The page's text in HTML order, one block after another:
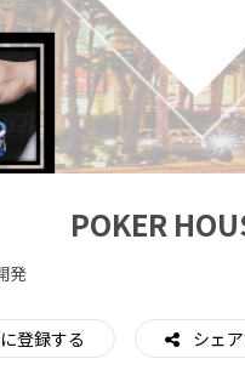
for Social Good
POKER
発
登録する シェ